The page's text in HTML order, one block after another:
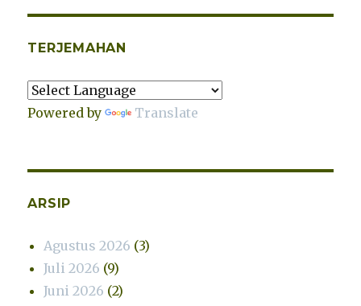
TERJEMAHAN
Powered by Translate
ARSIP
Agustus 2026 (3)
Juli 2026 (9)
Juni 2026 (2)